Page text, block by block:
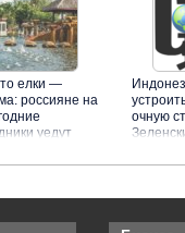
елки —
россияне на
уедут
очную